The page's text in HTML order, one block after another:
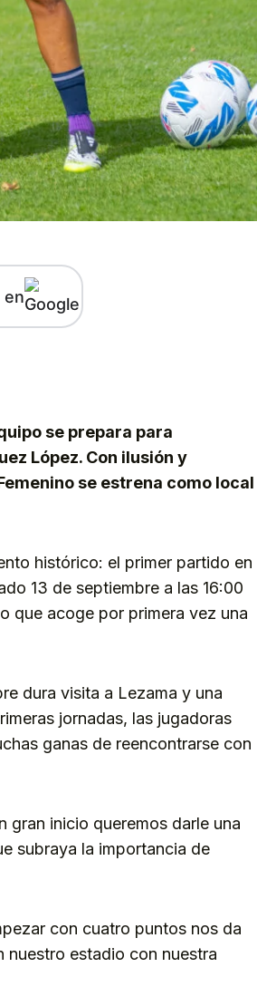
en
se prepara para
López. Con ilusión y
se estrena como local
histórico: el primer partido en
13 de septiembre a las 16:00
que acoge por primera vez una
dura visita a Lezama y una
jornadas, las jugadoras
ganas de reencontrarse con
gran inicio queremos darle una
subraya la importancia de
con cuatro puntos nos da
estadio con nuestra